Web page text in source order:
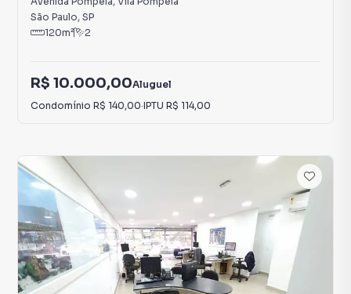
São Paulo, SP
120m² 2
R$ 10.000,00Aluguel
Condomínio R$ 140,00·IPTU R$ 114,00